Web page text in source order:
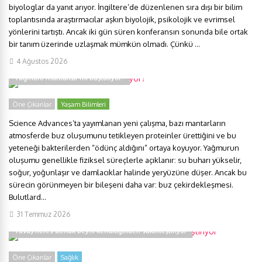
biyologlar da yanıt arıyor. İngiltere’de düzenlenen sıra dışı bir bilim
toplantısında araştırmacılar aşkın biyolojik, psikolojik ve evrimsel
yönlerini tartıştı. Ancak iki gün süren konferansın sonunda bile ortak
bir tanım üzerinde uzlaşmak mümkün olmadı. Çünkü ...
4 Ağustos 2026
Yağmuru mantarlar mı başlatıyor?
Öne Çıkanlar Yaşam Bilimleri
Science Advances’ta yayımlanan yeni çalışma, bazı mantarların
atmosferde buz oluşumunu tetikleyen proteinler ürettiğini ve bu
yeteneği bakterilerden “ödünç aldığını” ortaya koyuyor. Yağmurun
oluşumu genellikle fiziksel süreçlerle açıklanır: su buharı yükselir,
soğur, yoğunlaşır ve damlacıklar halinde yeryüzüne düşer. Ancak bu
sürecin görünmeyen bir bileşeni daha var: buz çekirdekleşmesi.
Bulutlard...
31 Temmuz 2026
Yavaş nefes almak beyni kendiliğinden sakinleştiriyor
Öne Çıkanlar Sağlık